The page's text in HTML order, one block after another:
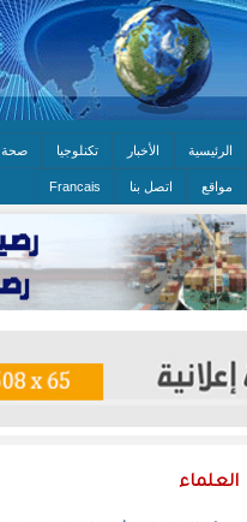
الرئيسية الأخبار تكنلوجيا صحة
مواقع اتصل بنا Francais
العلماء